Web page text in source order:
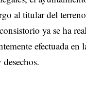
al titular del
ya se ha
efectuada en